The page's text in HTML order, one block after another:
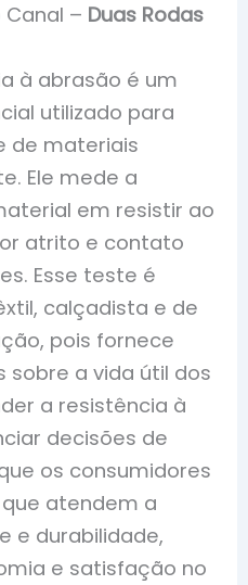
Canal – Duas Rodas
à abrasão é um
utilizado para
de materiais
Ele mede a
em resistir ao
atrito e contato
Esse teste é
calçadista e de
pois fornece
sobre a vida útil dos
a resistência à
decisões de
os consumidores
atendem a
e durabilidade,
e satisfação no